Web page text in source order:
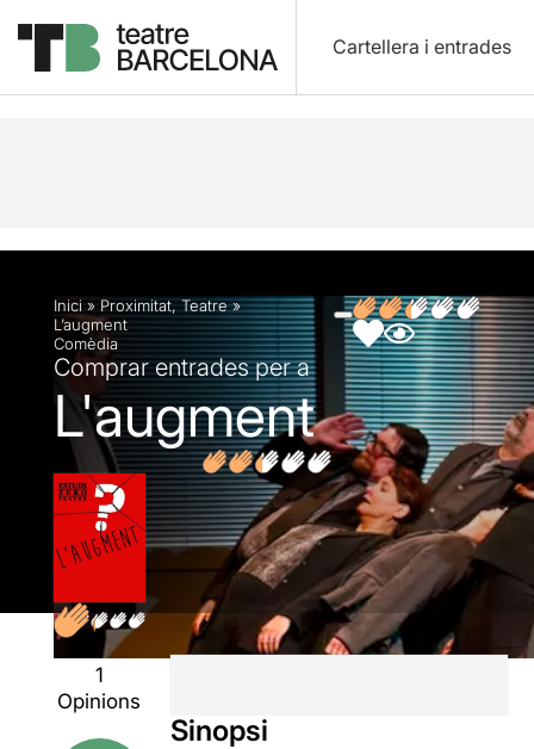
Cartellera i entrades
Descripció Fitxa artística Fotos i vídeos
Inici » Proximitat, Teatre»
L’augment
Comèdia
Comprar entrades per a
L'augment
1
Opinions
Sinopsi